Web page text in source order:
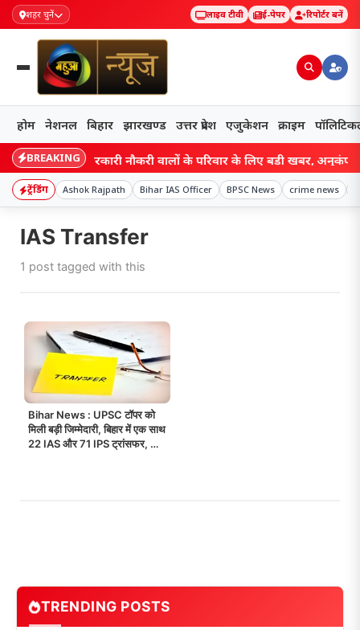
शहर चुनें लाइव टीवी ई-पेपर रिपोर्टर बनें
होम नेशनल बिहार झारखण्ड उत्तर प्रदेश एजुकेशन क्राइम
BREAKING
Bihar: सरकारी नौकरी वालों के परिवार के लिए बड़ी खबर, अनुकंपा
ट्रेंडिंग Ashok Rajpath Bihar IAS Officer BPSC News crime news
IAS Transfer
1 post tagged with this
Bihar News : UPSC टॉपर को
मिली बड़ी जिम्मेदारी, बिहार में एक साथ
22 IAS और 71 IPS ट्रांसफर, कई
TRENDING POSTS